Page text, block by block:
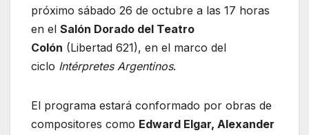
próximo sábado 26 de octubre a las 17 horas
en el Salón Dorado del Teatro
Colón (Libertad 621), en el marco del
ciclo Intérpretes Argentinos.
El programa estará conformado por obras de
compositores como Edward Elgar, Alexander